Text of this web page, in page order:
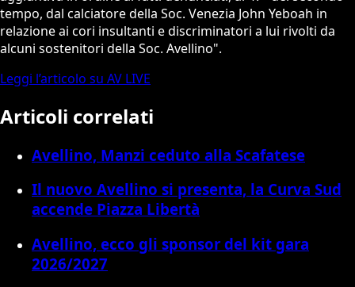
tempo, dal calciatore della Soc. Venezia John Yeboah in
relazione ai cori insultanti e discriminatori a lui rivolti da
alcuni sostenitori della Soc. Avellino".
Leggi l’articolo su AV LIVE
Articoli correlati
Avellino, Manzi ceduto alla Scafatese
Il nuovo Avellino si presenta, la Curva Sud
accende Piazza Libertà
Avellino, ecco gli sponsor del kit gara
2026/2027